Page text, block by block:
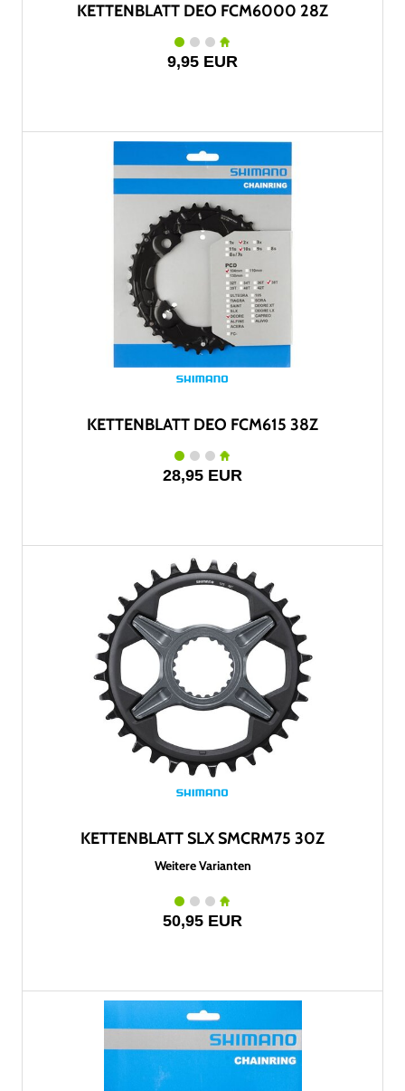
KETTENBLATT DEO FCM6000 28Z
9,95 EUR
KETTENBLATT DEO FCM615 38Z
28,95 EUR
KETTENBLATT SLX SMCRM75 30Z
Weitere Varianten
50,95 EUR